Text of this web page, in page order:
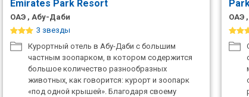
Emirates Park Resort
ОАЭ , Абу-Даби
3 звезды
Курортный отель в Абу-Даби с большим
частным зоопарком, в котором содержится
большое количество разнообразных
животных, как говорится: курорт и зоопарк
«под одной крышей». Благодаря своему
ОАЭ